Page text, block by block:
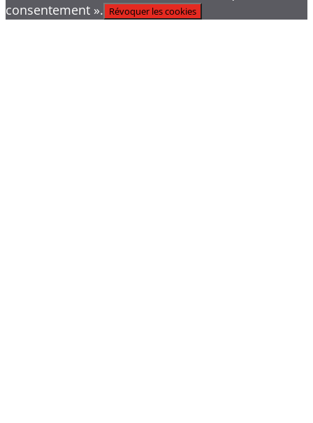
consentement ». Révoquer les cookies